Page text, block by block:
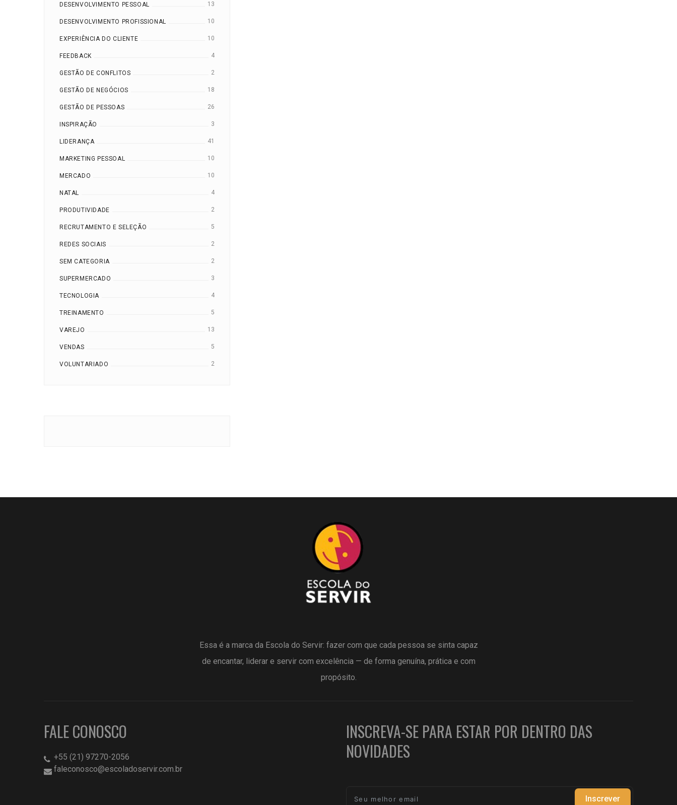
DESENVOLVIMENTO PESSOAL 13
DESENVOLVIMENTO PROFISSIONAL 10
EXPERIÊNCIA DO CLIENTE 10
FEEDBACK 4
GESTÃO DE CONFLITOS 2
GESTÃO DE NEGÓCIOS 18
GESTÃO DE PESSOAS 26
INSPIRAÇÃO 3
LIDERANÇA 41
MARKETING PESSOAL 10
MERCADO 10
NATAL 4
PRODUTIVIDADE 2
RECRUTAMENTO E SELEÇÃO 5
REDES SOCIAIS 2
SEM CATEGORIA 2
SUPERMERCADO 3
TECNOLOGIA 4
TREINAMENTO 5
VAREJO 13
VENDAS 5
VOLUNTARIADO 2
Essa é a marca da Escola do Servir: fazer com que cada pessoa se sinta capaz
de encantar, liderar e servir com excelência — de forma genuína, prática e com
propósito.
FALE CONOSCO
+55 (21) 97270-2056
faleconosco@escoladoservir.com.br
INSCREVA-SE PARA ESTAR POR DENTRO DAS
NOVIDADES
Inscrever